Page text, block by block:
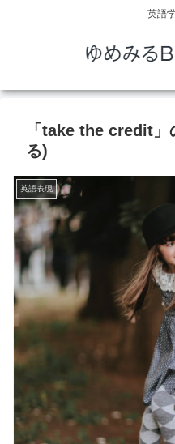
英語
「take the credit
る)
英語表現